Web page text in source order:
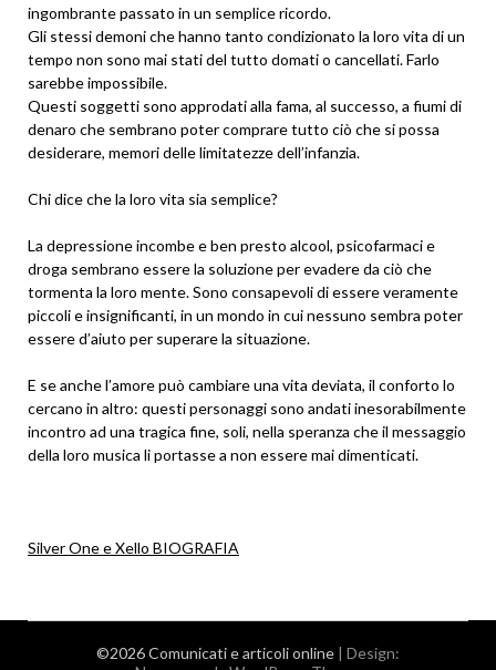
ingombrante passato in un semplice ricordo.
Gli stessi demoni che hanno tanto condizionato la loro vita di un
tempo non sono mai stati del tutto domati o cancellati. Farlo
sarebbe impossibile.
Questi soggetti sono approdati alla fama, al successo, a fiumi di
denaro che sembrano poter comprare tutto ciò che si possa
desiderare, memori delle limitatezze dell’infanzia.
Chi dice che la loro vita sia semplice?
La depressione incombe e ben presto alcool, psicofarmaci e
droga sembrano essere la soluzione per evadere da ciò che
tormenta la loro mente. Sono consapevoli di essere veramente
piccoli e insignificanti, in un mondo in cui nessuno sembra poter
essere d’aiuto per superare la situazione.
E se anche l’amore può cambiare una vita deviata, il conforto lo
cercano in altro: questi personaggi sono andati inesorabilmente
incontro ad una tragica fine, soli, nella speranza che il messaggio
della loro musica li portasse a non essere mai dimenticati.
Silver One e Xello BIOGRAFIA
©2026 Comunicati e articoli online | Design: